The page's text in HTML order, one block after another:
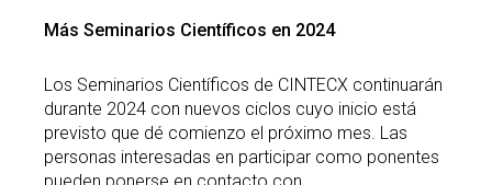
Más Seminarios Científicos en 2024
Los Seminarios Científicos de CINTECX continuarán
durante 2024 con nuevos ciclos cuyo inicio está
previsto que dé comienzo el próximo mes. Las
personas interesadas en participar como ponentes